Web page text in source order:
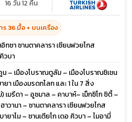
16 วัน 12 คืน
ร 36 มื้อ + บนเครื่อง
ทซา ซานตาคลารา เซียนฟวยโกส
วบา
น – เมืองโบราณตูลัม – เมืองโบราณชิเชน
า เมืองมรดกโลก และ 1 ใน 7 สิ่ง
มรีดา – อูซมาล – คาบาห์– เม็กซิโก ซิตี้ –
วานา – ซานตาคลารา เซียนฟวยโกส
ยาโม – ซานเตียโก เดอ คิวบา – ไมอามี่